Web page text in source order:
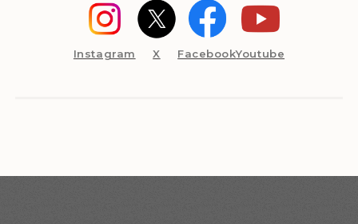
Instagram X FacebookYoutube